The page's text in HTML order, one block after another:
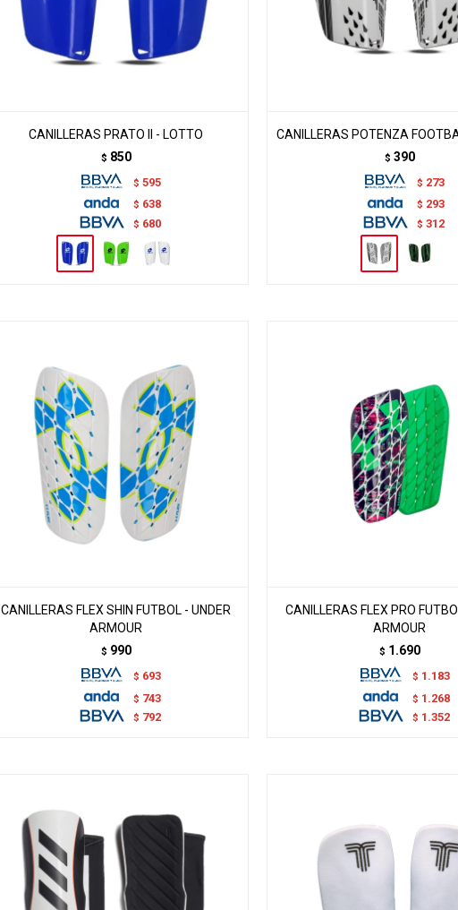
CANILLERAS PRATO II - LOTTO
$ 850
$ 595
$ 638
$ 680
CANILLERAS POTENZA
$ 390
$ 273
$ 293
$ 312
CANILLERAS FLEX SHIN FUTBOL - UNDER
ARMOUR
$ 990
$ 693
$ 743
$ 792
CANILLERAS FLEX PRO
ARMOUR
$ 1.690
$ 1.183
$ 1.268
$ 1.352